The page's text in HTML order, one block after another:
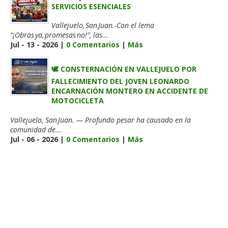
SERVICIOS ESENCIALES
Vallejuelo, San Juan.-Con el lema
“¡Obras ya, promesas no!”, las...
Jul - 13 - 2026 | 0 Comentarios | Más
🕊️ CONSTERNACIÓN EN VALLEJUELO POR
FALLECIMIENTO DEL JOVEN LEONARDO
ENCARNACIÓN MONTERO EN ACCIDENTE DE
MOTOCICLETA
Vallejuelo, San Juan. — Profundo pesar ha causado en la
comunidad de...
Jul - 06 - 2026 | 0 Comentarios | Más